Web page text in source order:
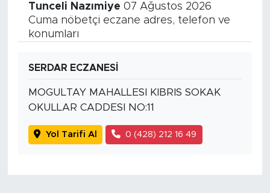
Tunceli Nazımiye 07 Ağustos 2026
Cuma nöbetçi eczane adres, telefon ve
konumları
SERDAR ECZANESİ
MOGULTAY MAHALLESI KIBRIS SOKAK
OKULLAR CADDESI NO:11
Yol Tarifi Al 0 (428) 212 16 49